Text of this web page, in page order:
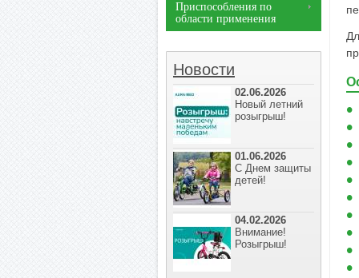
Приспособления по
области применения
Новости
02.06.2026
Новый летний
розыгрыш!
01.06.2026
С Днем защиты
детей!
04.02.2026
Внимание!
Розыгрыш!